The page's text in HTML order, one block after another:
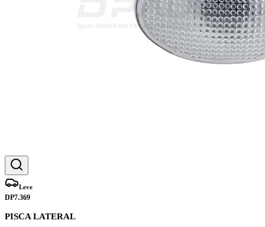
Leve
DP7.369
PISCA LATERAL